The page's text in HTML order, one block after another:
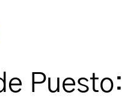
Puesto: